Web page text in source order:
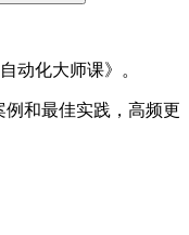
动化大师课》。
和最佳实践，高频更